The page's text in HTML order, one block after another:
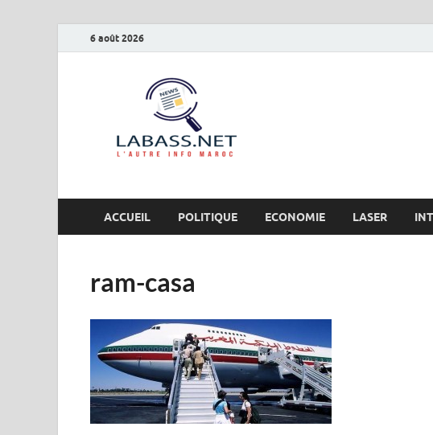
6 août 2026
ACCUEIL POLITIQUE ECONOMIE LASER
ram-casa